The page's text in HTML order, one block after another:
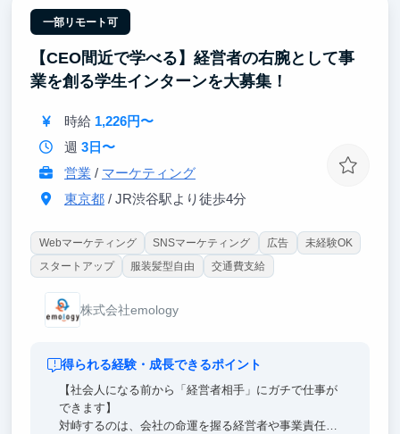
一部リモート可
【CEO間近で学べる】経営者の右腕として事
業を創る学生インターンを大募集！
時給 1,226円〜
週 3日〜
営業 / マーケティング
東京都/ JR渋谷駅より徒歩4分
Webマーケティング SNSマーケティング 広告
未経験OK
スタートアップ
服装髪型自由 交通費支給
株式会社emology
得られる経験・成長できるポイント
【社会人になる前から「経営者相手」にガチで仕事が
できます】
対峙するのは、会社の命運を握る経営者や事業責任者